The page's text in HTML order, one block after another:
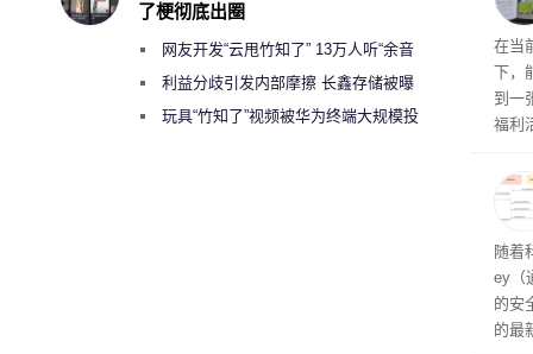
在当
下，
到一
福利
州
家
这一
（
户
随着
ey（
的安
的最
了梗彻底出圈
网友开发“云甩竹知了” 13万人听“余音
绕梁”利益分歧引发内部摩擦 长鑫存储被曝
曾将华为驻场工程师驱逐出研发基地
玩具“竹知了”视频被华为终端大规模投